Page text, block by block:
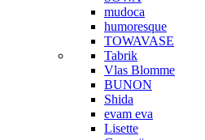
mudoca
humoresque
TOWAVASE
Tabrik
Vlas Blomme
BUNON
Shida
evam eva
Lisette